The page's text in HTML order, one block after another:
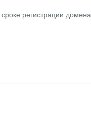
регистрации домена,